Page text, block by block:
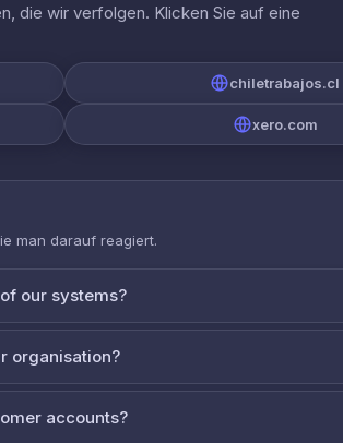
die wir verfolgen. Klicken Sie auf eine
chiletrabajos.cl
xero.com
man darauf reagiert.
our systems?
organisation?
accounts?